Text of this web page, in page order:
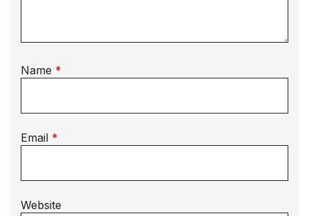
Name *
Email *
Website